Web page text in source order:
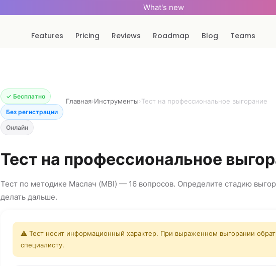
What's new
Features Pricing Reviews Roadmap Blog Teams
Главная›Инструменты›Тест на профессиональное выгорание
✓ Бесплатно
Без регистрации
Онлайн
Тест на профессиональное
Тест по методике Маслач (MBI) — 16 вопросов. Определите стадию
делать дальше.
⚠️ Тест носит информационный характер. При выраженном выгорании
специалисту.